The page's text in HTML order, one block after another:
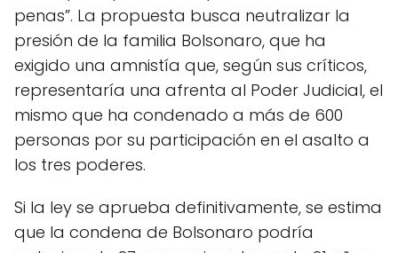
penas”. La propuesta busca neutralizar la
presión de la familia Bolsonaro, que ha
exigido una amnistía que, según sus críticos,
representaría una afrenta al Poder Judicial, el
mismo que ha condenado a más de 600
personas por su participación en el asalto a
los tres poderes.
Si la ley se aprueba definitivamente, se estima
que la condena de Bolsonaro podría